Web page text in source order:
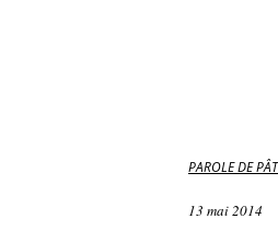
PAROLE DE
13 mai 2014